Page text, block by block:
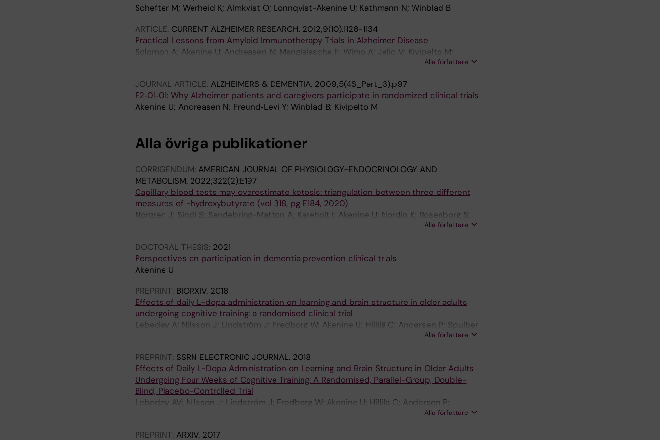
Schefter M; Werheid K; Almkvist O; Lonnqvist-Akenine U; Kathmann N; Winblad B
ARTICLE: CURRENT ALZHEIMER RESEARCH. 2012;9(10):1126-1134
Practical Lessons from Amyloid Immunotherapy Trials in Alzheimer Disease
Solomon A; Akenine U; Andreasen N; Mangialasche F; Wimo A; Jelic V; Kivipelto M;
Alla författare
JOURNAL ARTICLE: ALZHEIMERS & DEMENTIA. 2009;5(4S_Part_3):p97
F2‐01‐01: Why Alzheimer patients and caregivers participate in randomized clinical trials
Akenine U; Andreasen N; Freund‐Levi Y; Winblad B; Kivipelto M
Alla övriga publikationer
CORRIGENDUM: AMERICAN JOURNAL OF PHYSIOLOGY-ENDOCRINOLOGY AND
METABOLISM. 2022;322(2):E197
Capillary blood tests may overestimate ketosis: triangulation between three different
measures of -hydroxybutyrate (vol 318, pg E184, 2020)
Norgren J; Sindi S; Sandebring-Matton A; Kareholt I; Akenine U; Nordin K; Rosenborg S;
Alla författare
DOCTORAL THESIS: 2021
Perspectives on participation in dementia prevention clinical trials
Akenine U
PREPRINT: BIORXIV. 2018
Effects of daily L-dopa administration on learning and brain structure in older adults
undergoing cognitive training: a randomised clinical trial
Lebedev A; Nilsson J; Lindström J; Fredborg W; Akenine U; Hillilä C; Andersen P; Spulber
Alla författare
PREPRINT: SSRN ELECTRONIC JOURNAL. 2018
Effects of Daily L-Dopa Administration on Learning and Brain Structure in Older Adults
Undergoing Four Weeks of Cognitive Training: A Randomised, Parallel-Group, Double-
Blind, Placebo-Controlled Trial
Lebedev AV; Nilsson J; Lindström J; Fredborg W; Akenine U; Hillilä C; Andersen P;
Alla författare
PREPRINT: ARXIV. 2017